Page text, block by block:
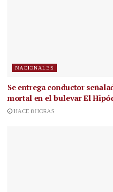
NACIONALES
Se entrega conductor
mortal en el bulevar El
HACE 8 HORAS